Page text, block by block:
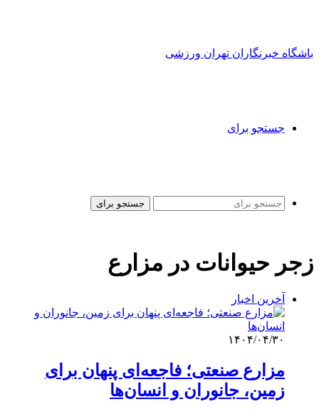
باشگاه خبرنگاران تهران ورزشی
جستجو برای
جستجو برای
زجر حیوانات در مزارع
آخرین اخبار
۱۴۰۴/۰۴/۳۰
مزارع صنعتی؛ فاجعه‌ای پنهان برای
زمین، جانوران و انسان‌ها